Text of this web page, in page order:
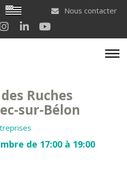
Breton
Nous contacter
vers le compte Facebook
Lien vers le compte Instagram
Lien vers le compte
Ruches
sur-Bélon
de 17:00 à 19:00